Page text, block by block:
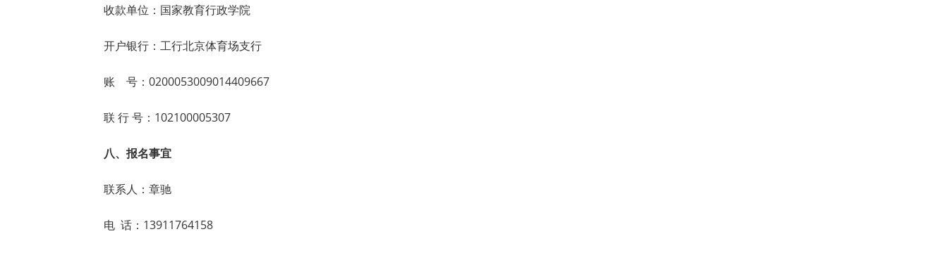
收款单位：国家教育行政学院
开户银行：工行北京体育场支行
账 号：0200053009014409667
联 行 号：102100005307
八、报名事宜
联系人：章驰
电 话：13911764158